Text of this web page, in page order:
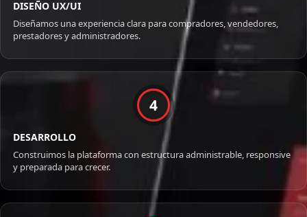
DISEÑO UX/UI
Diseñamos una experiencia clara para compradores, vendedores,
prestadores y administradores.
4
DESARROLLO
Construimos la plataforma con estructura administrable, responsive
y preparada para crecer.